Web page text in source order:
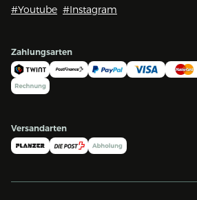
#Youtube #Instagram
Zahlungsarten
Versandarten